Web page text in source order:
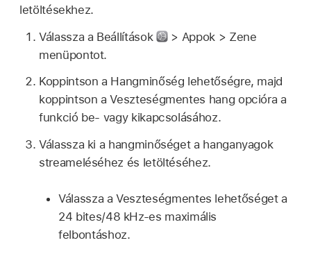
letöltésekhez.
Válassza a Beállítások
> Appok > Zene
menüpontot.
Koppintson a Hangminőség lehetőségre, majd
koppintson a Veszteségmentes hang opcióra a
funkció be- vagy kikapcsolásához.
Válassza ki a hangminőséget a hanganyagok
streameléséhez és letöltéséhez.
Válassza a Veszteségmentes lehetőséget a
24 bites/48 kHz-es maximális
felbontáshoz.